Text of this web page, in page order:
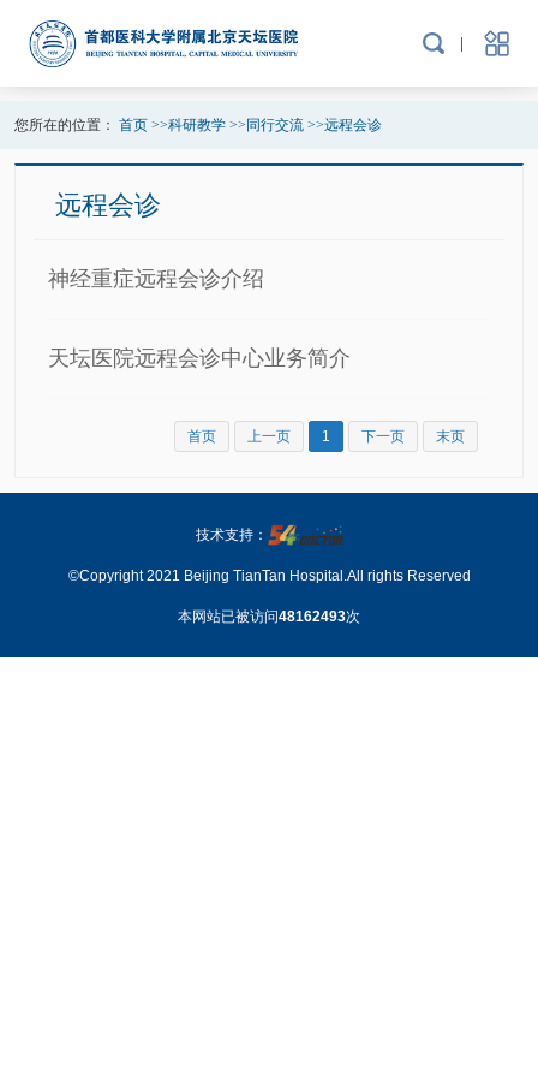
您所在的位置： 首页>>科研教学>>同行交流>>远程会诊
远程会诊
神经重症远程会诊介绍
天坛医院远程会诊中心业务简介
首页 上一页 1 下一页 末页
技术支持：
©Copyright 2021 Beijing TianTan Hospital.All rights Reserved
本网站已被访问48162493次